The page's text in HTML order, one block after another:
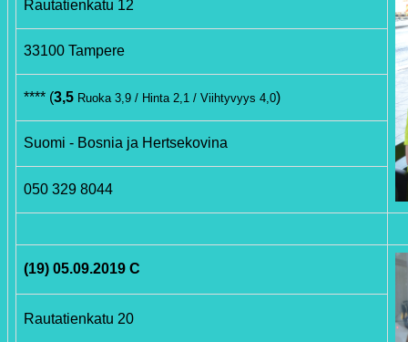
Rautatienkatu 12
33100 Tampere
**** (3,5 Ruoka 3,9 / Hinta 2,1 / Viihtyvyys 4,0)
Suomi - Bosnia ja Hertsekovina
050 329 8044
(19) 05.09.2019 C
Rautatienkatu 20